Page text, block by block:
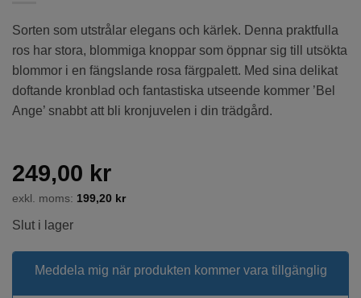
Sorten som utstrålar elegans och kärlek. Denna praktfulla
ros har stora, blommiga knoppar som öppnar sig till utsökta
blommor i en fängslande rosa färgpalett. Med sina delikat
doftande kronblad och fantastiska utseende kommer ’Bel
Ange’ snabbt att bli kronjuvelen i din trädgård.
249,00 kr
exkl. moms: 199,20 kr
Slut i lager
Meddela mig när produkten kommer vara tillgänglig